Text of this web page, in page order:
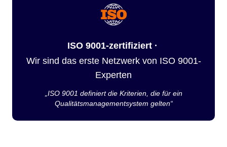
ISO 9001-zertifiziert ·
Wir sind das erste Netzwerk von ISO 9001-
Experten
„ISO 9001 definiert die Kriterien, die für ein
Qualitätsmanagementsystem gelten“